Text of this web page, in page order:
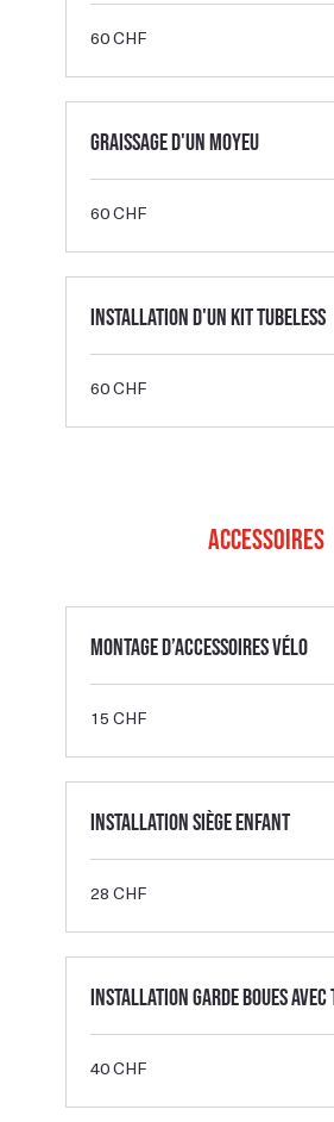
francs
60 CHF
Graissage d'un moyeu
francs
60 CHF
Installation d'un kit Tubeless
francs
60 CHF
Accessoires
Montage d’accessoires vélo
francs
15 CHF
Installation siège enfant
francs
28 CHF
Installation garde boues
francs
40 CHF